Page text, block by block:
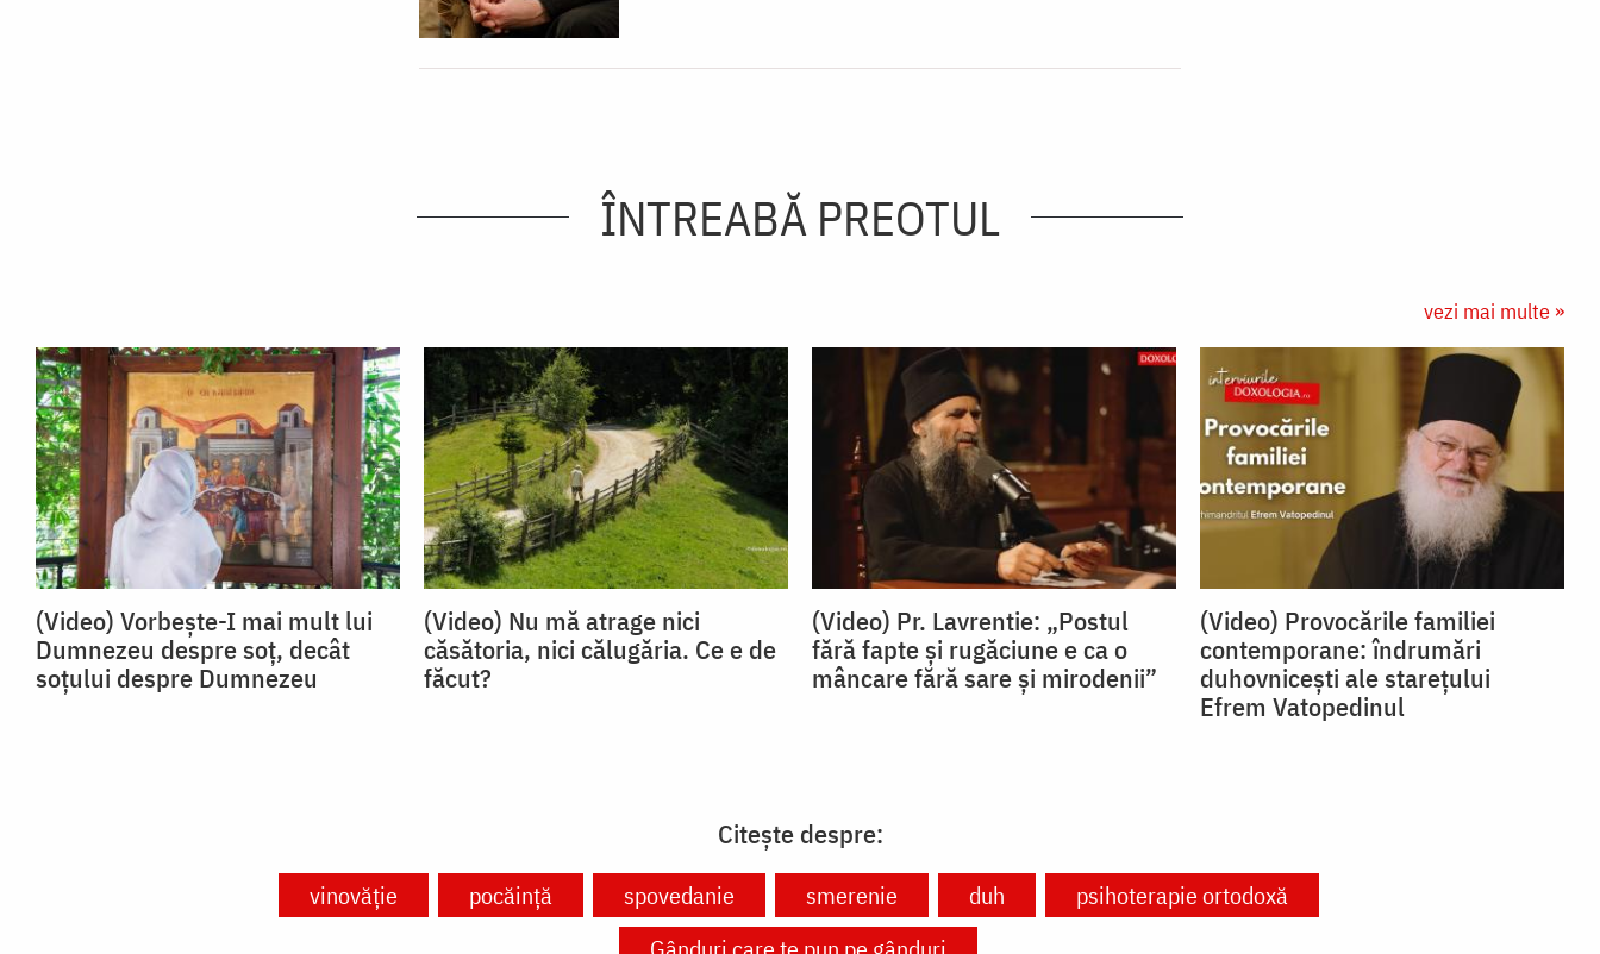
ÎNTREABĂ PREOTUL
vezi mai multe »
(Video) Vorbește-I mai mult lui
Dumnezeu despre soț, decât
soțului despre Dumnezeu
(Video) Nu mă atrage nici
căsătoria, nici călugăria. Ce e de
făcut?
(Video) Pr. Lavrentie: „Postul
fără fapte și rugăciune e ca o
mâncare fără sare și mirodenii”
(Video) Provocările familiei
contemporane: îndrumări
duhovnicești ale starețului
Efrem Vatopedinul
Citește despre:
vinovăție pocăință spovedanie smerenie duh
psihoterapie ortodoxă